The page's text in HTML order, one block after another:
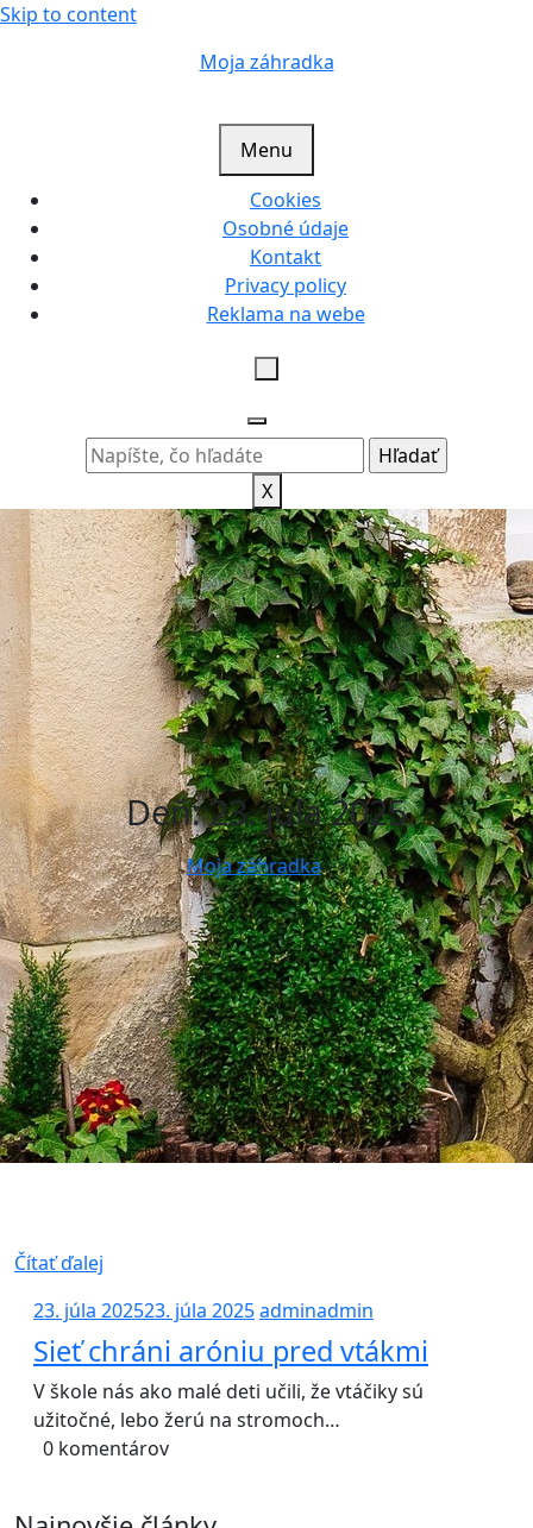
Skip to content
Moja záhradka
Menu
Cookies
Osobné údaje
Kontakt
Privacy policy
Reklama na webe
X
Deň:23. júla 2025
Moja záhradka>>
Čítať ďalej
23. júla 202523. júla 2025adminadmin
Sieť chráni aróniu pred vtákmi
V škole nás ako malé deti učili, že vtáčiky sú
užitočné, lebo žerú na stromoch…
0 komentárov